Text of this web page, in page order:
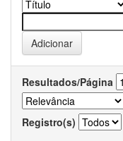
Resultados/Página
Registro(s)